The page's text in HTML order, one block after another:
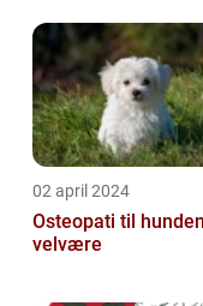
udforske
histori...
02 april 2024
Osteopati til
velvære